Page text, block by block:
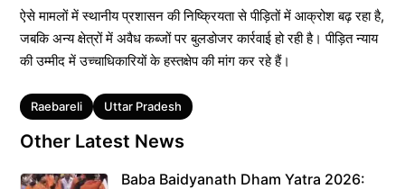
ऐसे मामलों में स्थानीय प्रशासन की निष्क्रियता से पीड़ितों में आक्रोश बढ़ रहा है,
जबकि अन्य क्षेत्रों में अवैध कब्जों पर बुलडोजर कार्रवाई हो रही है। पीड़ित न्याय
की उम्मीद में उच्चाधिकारियों के हस्तक्षेप की मांग कर रहे हैं।
Tags
Raebareli Uttar Pradesh
Other Latest News
Baba Baidyanath Dham Yatra 2026: